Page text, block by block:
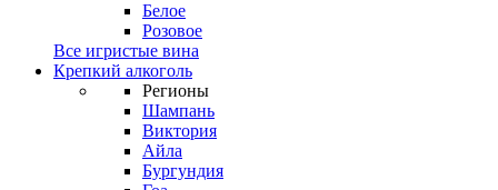
Белое
Розовое
Все игристые вина
Крепкий алкоголь
Регионы
Шампань
Виктория
Айла
Бургундия